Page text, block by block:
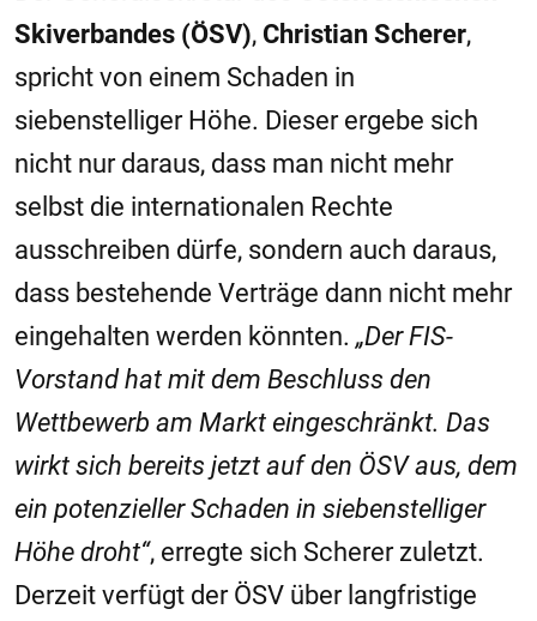
Skiverbandes (ÖSV), Christian Scherer,
spricht von einem Schaden in
siebenstelliger Höhe. Dieser ergebe sich
nicht nur daraus, dass man nicht mehr
selbst die internationalen Rechte
ausschreiben dürfe, sondern auch daraus,
dass bestehende Verträge dann nicht mehr
eingehalten werden könnten. „Der FIS-
Vorstand hat mit dem Beschluss den
Wettbewerb am Markt eingeschränkt. Das
wirkt sich bereits jetzt auf den ÖSV aus, dem
ein potenzieller Schaden in siebenstelliger
Höhe droht“, erregte sich Scherer zuletzt.
Derzeit verfügt der ÖSV über langfristige